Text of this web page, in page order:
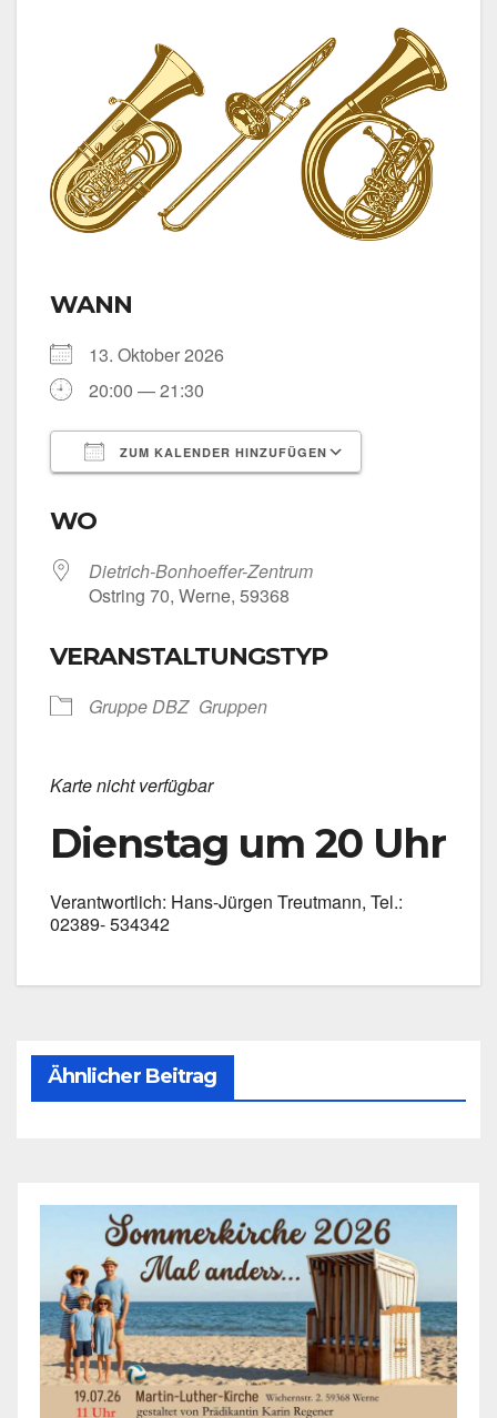
WANN
13. Okto­ber 2026
20:00 — 21:30
ZUM KALENDER HINZUFÜGEN
WO
Dietrich-Bonhoeffer-Zentrum
Ost­ring 70, Wer­ne, 59368
VERANSTALTUNGSTYP
Grup­pe DBZ Grup­pen
Kar­te nicht ver­füg­bar
Dienstag um 20 Uhr
Ver­ant­wort­lich: Hans-Jürgen Treut­mann, Tel.:
02389- 534342
Ähnlicher Beitrag